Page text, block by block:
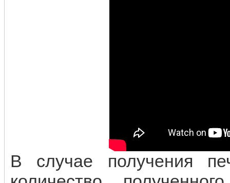
В случае получения